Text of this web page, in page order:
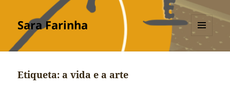
Sara Farinha
MENU
Etiqueta:a vida e a arte